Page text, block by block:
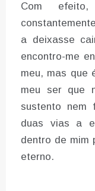
Com
a deixasse
encontro-me
meu, mas que
meu ser que
sustento nem
duas vias a
dentro de mim
eterno.